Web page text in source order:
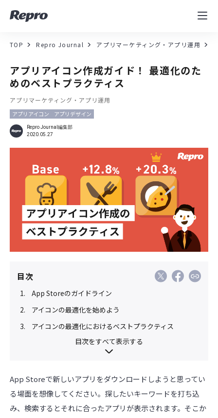
MAツール
コンサルティング
導入事例
セミナー／イベント
資料ダウンロード 料金・お問合せ
TOP Repro Journal アプリマーケティング・アプリ運用
アプリアイコン作成ガイド！ 最適化のた
めのベストプラクティス
アプリマーケティング・アプリ運用
アプリアイコン アプリデザイン
Repro Journal編集部
2020.05.27
目次
App Storeのガイドライン
アイコンの最適化を始めよう
アイコンの最適化におけるベストプラクティス
目次をすべて表示する
App Storeで新しいアプリをダウンロードしようと思ってい
る場面を想像してください。探したいキーワードを打ち込
み、検索するとそれに合ったアプリが表示されます。そこか